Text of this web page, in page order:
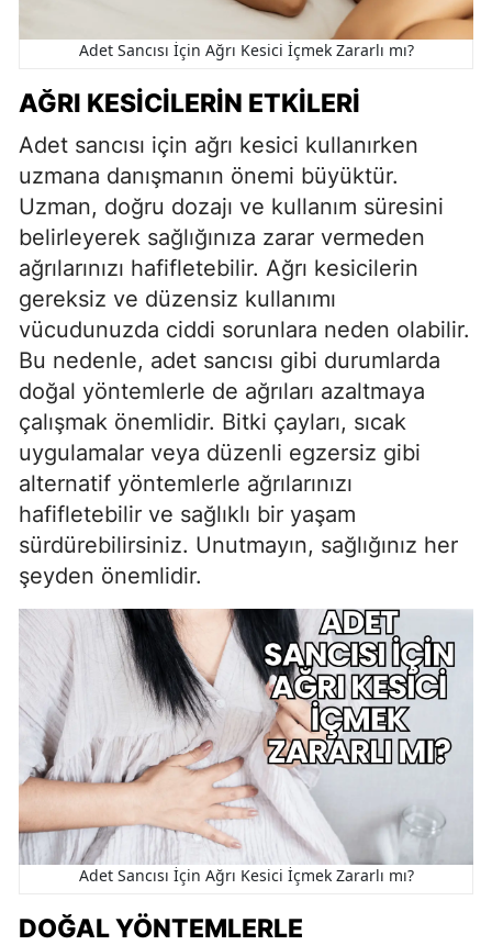
Adet Sancısı İçin Ağrı Kesici İçmek Zararlı mı?
AĞRI KESICILERIN ETKILERI
Adet sancısı için ağrı kesici kullanırken
uzmana danışmanın önemi büyüktür.
Uzman, doğru dozajı ve kullanım süresini
belirleyerek sağlığınıza zarar vermeden
ağrılarınızı hafifletebilir. Ağrı kesicilerin
gereksiz ve düzensiz kullanımı
vücudunuzda ciddi sorunlara neden olabilir.
Bu nedenle, adet sancısı gibi durumlarda
doğal yöntemlerle de ağrıları azaltmaya
çalışmak önemlidir. Bitki çayları, sıcak
uygulamalar veya düzenli egzersiz gibi
alternatif yöntemlerle ağrılarınızı
hafifletebilir ve sağlıklı bir yaşam
sürdürebilirsiniz. Unutmayın, sağlığınız her
şeyden önemlidir.
Adet Sancısı İçin Ağrı Kesici İçmek Zararlı mı?
DOĞAL YÖNTEMLERLE